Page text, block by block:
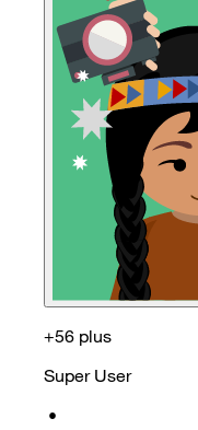
+56 plus
Super User
•